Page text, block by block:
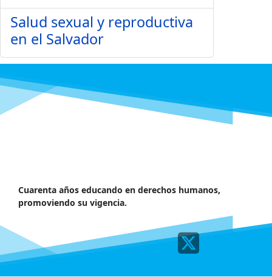
Salud sexual y reproductiva
en el Salvador
Cuarenta años educando en derechos humanos,
promoviendo su vigencia.